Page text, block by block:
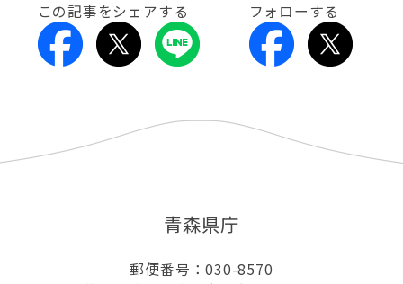
この記事をシェアする フォローする
青森県庁
郵便番号：030-8570